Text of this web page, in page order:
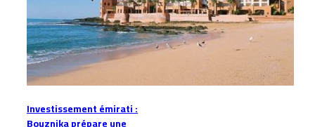
Investissement émirati :